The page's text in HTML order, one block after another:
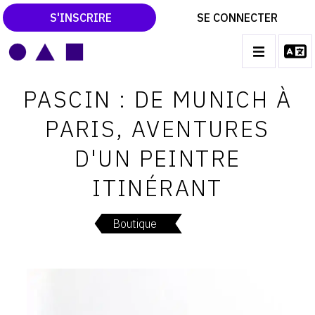
S'INSCRIRE SE CONNECTER
navigation
CATALOGUES RAISONNÉS
LES EXPOSITIONS
LES VERNISSAGES
ARCHIVES DES EXPOSITIONS
ACTUALITÉS DU MONDE DE L'ART
PASCIN : DE MUNICH À
PARIS, AVENTURES
D'UN PEINTRE
ITINÉRANT
Boutique